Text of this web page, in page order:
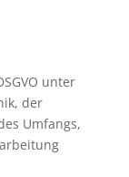
unter
der
Umfangs,